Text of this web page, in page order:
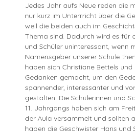
Jedes Jahr aufs Neue reden die
nur kurz im Unterrricht über die
weil die beiden auch im
Thema sind. Dadurch wird es für
und Schüler uninteressant, wenn
Namensgeber unserer Schule
haben sich Christiane Bettels
Gedanken gemacht, um den
spannender, interessanter und
gestalten. Die Schülerinnen und
11. Jahrgangs haben sich am
der Aula versammelt und sollten
haben die Geschwister Hans und